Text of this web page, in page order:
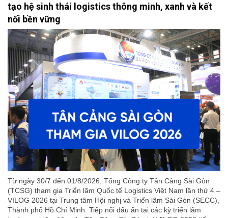
tạo hệ sinh thái logistics thông minh, xanh và kết
nối bền vững
Từ ngày 30/7 đến 01/8/2026, Tổng Công ty Tân Cảng Sài Gòn
(TCSG) tham gia Triển lãm Quốc tế Logistics Việt Nam lần thứ 4 –
VILOG 2026 tại Trung tâm Hội nghị và Triển lãm Sài Gòn (SECC),
Thành phố Hồ Chí Minh. Tiếp nối dấu ấn tại các kỳ triển lãm